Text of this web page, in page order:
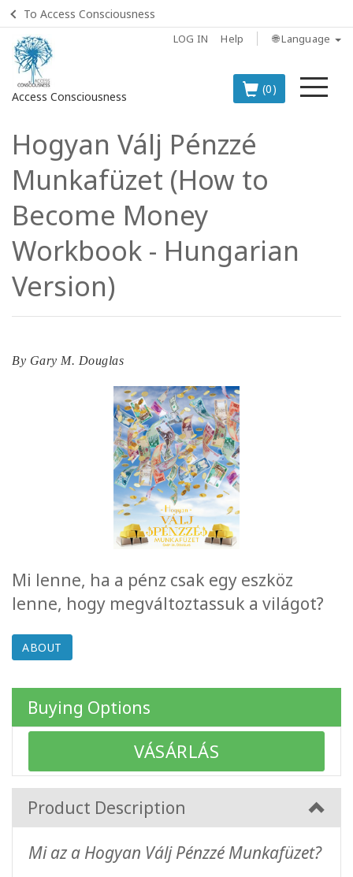
To Access Consciousness
LOG IN Help 🌐 Language
Access Consciousness
(0)
Sign
in
to
Your
Account
BOOKS
CLASSES
SHOP
BY
TOPIC
TRANSLATED
CONTACT
SEARCH
Hogyan Válj Pénzzé
Munkafüzet (How to
Become Money
Workbook - Hungarian
Version)
By Gary M. Douglas
Mi lenne, ha a pénz csak egy eszköz
lenne, hogy megváltoztassuk a világot?
ABOUT
Buying Options
VÁSÁRLÁS
Product Description
Mi az a Hogyan Válj Pénzzé Munkafüzet?